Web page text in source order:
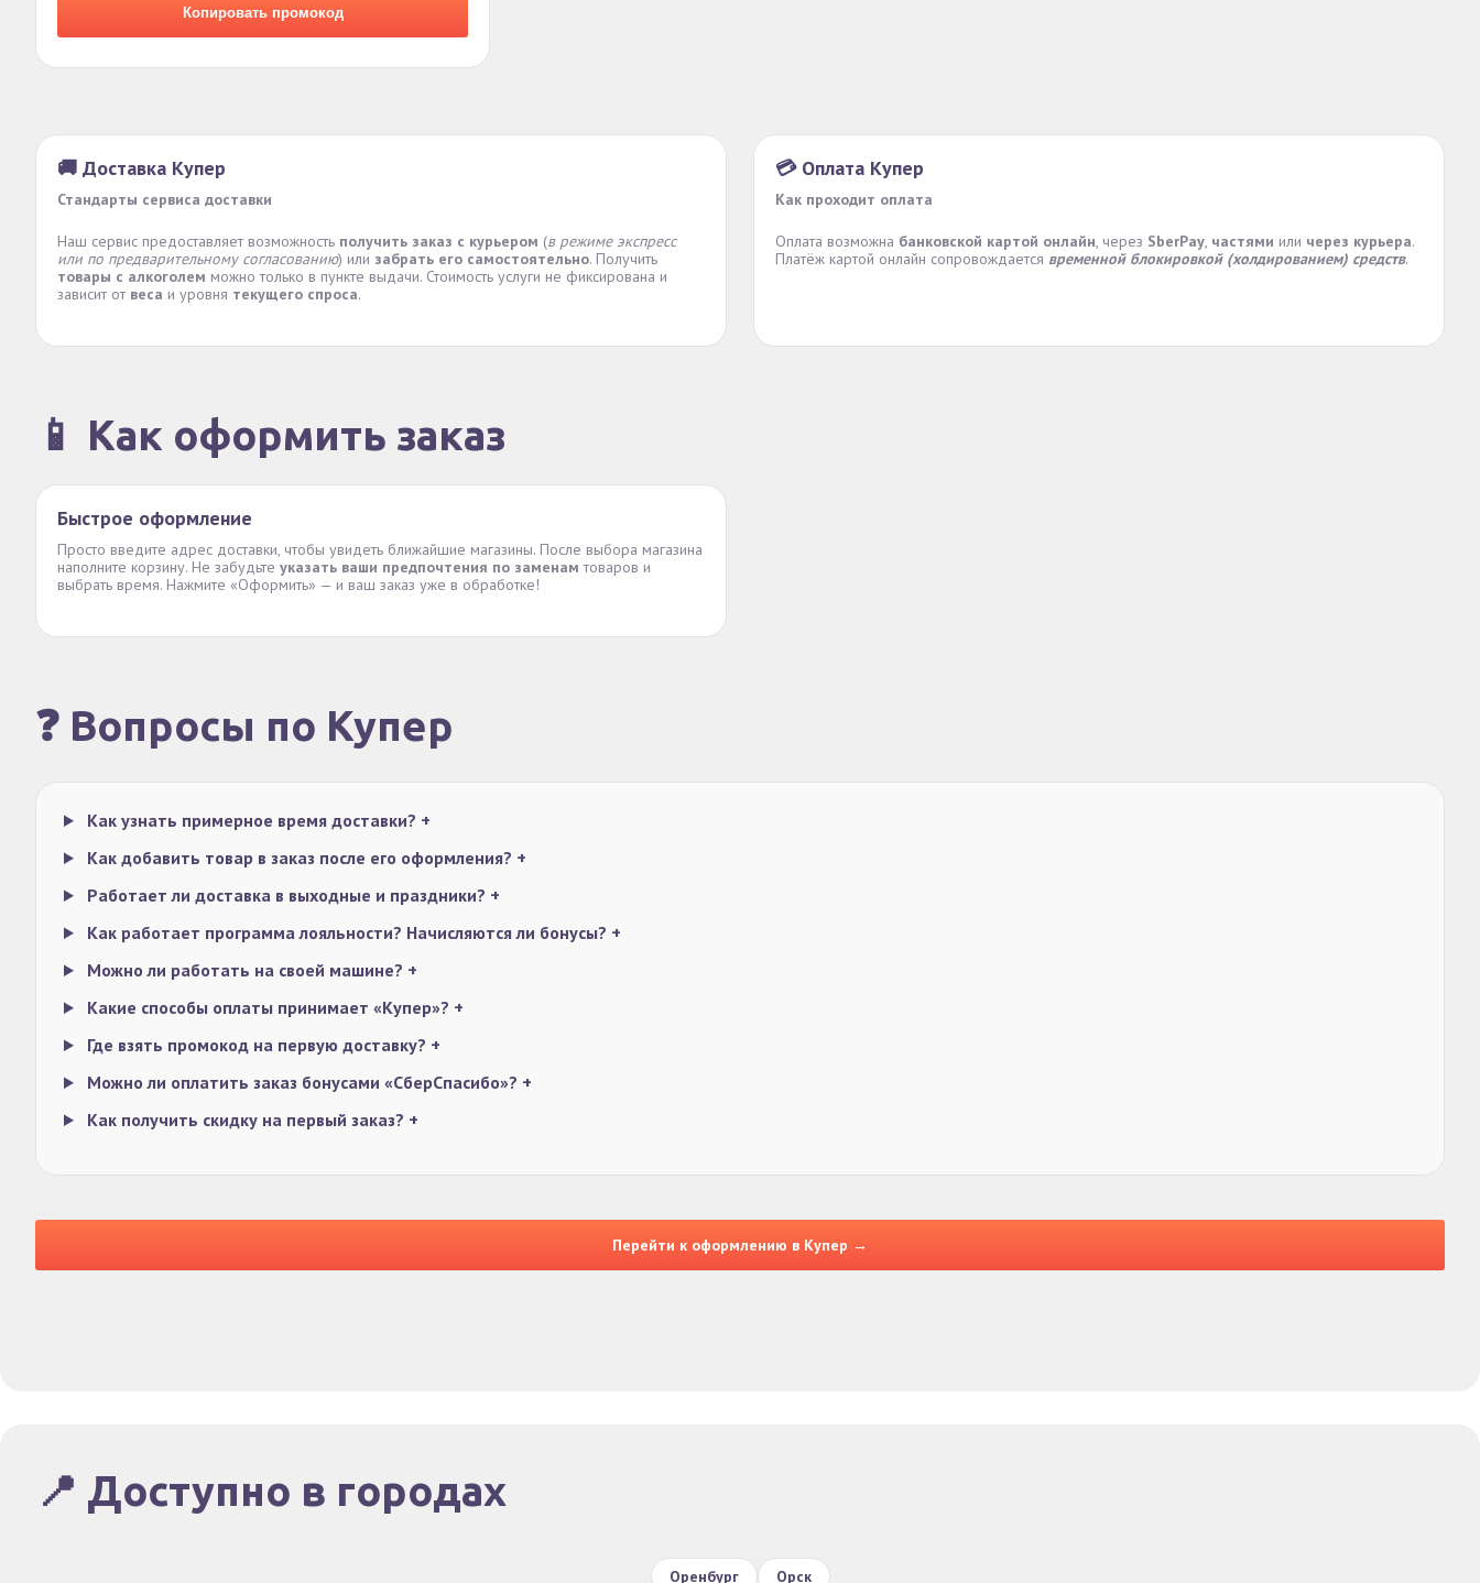
Копировать промокод
🚚 Доставка Купер
Стандарты сервиса доставки
Наш сервис предоставляет возможность получить заказ с курьером (в режиме экспресс
или по предварительному согласованию) или забрать его самостоятельно. Получить
товары с алкоголем можно только в пункте выдачи. Стоимость услуги не фиксирована и
зависит от веса и уровня текущего спроса.
💳 Оплата Купер
Как проходит оплата
Оплата возможна банковской картой онлайн, через SberPay, частями или через курьера.
Платёж картой онлайн сопровождается временной блокировкой (холдированием) средств.
📱 Как оформить заказ
Быстрое оформление
Просто введите адрес доставки, чтобы увидеть ближайшие магазины. После выбора магазина
наполните корзину. Не забудьте указать ваши предпочтения по заменам товаров и
выбрать время. Нажмите «Оформить» — и ваш заказ уже в обработке!
❓ Вопросы по Купер
Как узнать примерное время доставки? +
Как добавить товар в заказ после его оформления? +
Работает ли доставка в выходные и праздники? +
Как работает программа лояльности? Начисляются ли бонусы? +
Можно ли работать на своей машине? +
Какие способы оплаты принимает «Купер»? +
Где взять промокод на первую доставку? +
Можно ли оплатить заказ бонусами «СберСпасибо»? +
Как получить скидку на первый заказ? +
Перейти к оформлению в Купер →
📍 Доступно в городах
Оренбург Орск